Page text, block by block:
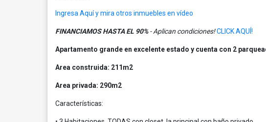
Ingresa Aquí y mira otros inmuebles en vídeo
FINANCIAMOS HASTA EL 90%- Aplican condiciones!CLICK AQUÍ!
Apartamento grande en excelente estado y cuenta con 2
Area construida: 211m2
Area privada: 290m2
Características: